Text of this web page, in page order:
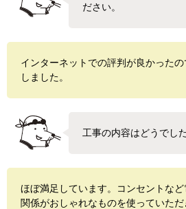
ださい。
インターネットでの評判が良かった
しました。
工事の内容はどうでし
ほぼ満足しています。コンセントな
関係がおしゃれなものを使っていただ